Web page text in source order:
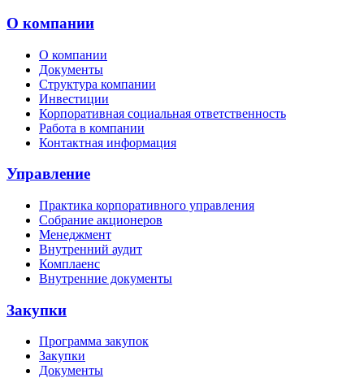
О компании
О компании
Документы
Структура компании
Инвестиции
Корпоративная социальная ответственность
Работа в компании
Контактная информация
Управление
Практика корпоративного управления
Собрание акционеров
Менеджмент
Внутренний аудит
Комплаенс
Внутренние документы
Закупки
Программа закупок
Закупки
Документы